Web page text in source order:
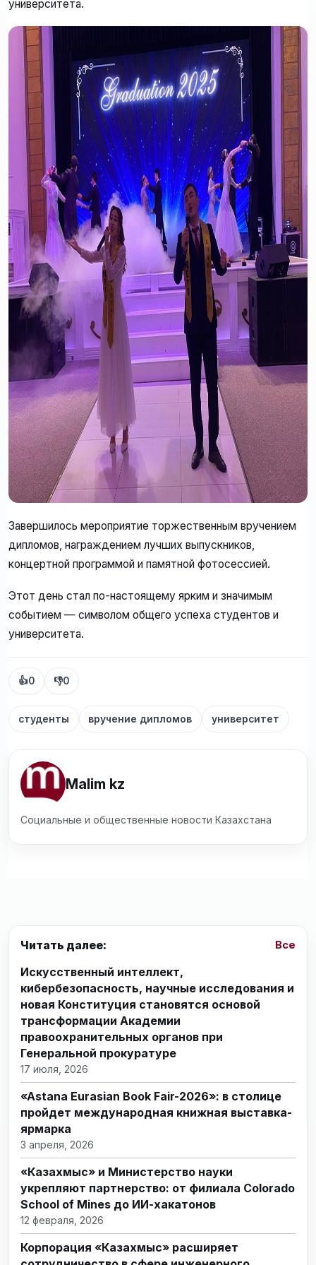
университета.
Завершилось мероприятие торжественным вручением
дипломов, награждением лучших выпускников,
концертной программой и памятной фотосессией.
Этот день стал по-настоящему ярким и значимым
событием — символом общего успеха студентов и
университета.
👍0 👎0
студенты вручение дипломов университет
Malim kz
Социальные и общественные новости Казахстана
Читать далее: Все
Искусственный интеллект,
кибербезопасность, научные исследования и
новая Конституция становятся основой
трансформации Академии
правоохранительных органов при
Генеральной прокуратуре
17 июля, 2026
«Astana Eurasian Book Fair-2026»: в столице
пройдет международная книжная выставка-
ярмарка
3 апреля, 2026
«Казахмыс» и Министерство науки
укрепляют партнерство: от филиала Colorado
School of Mines до ИИ-хакатонов
12 февраля, 2026
Корпорация «Казахмыс» расширяет